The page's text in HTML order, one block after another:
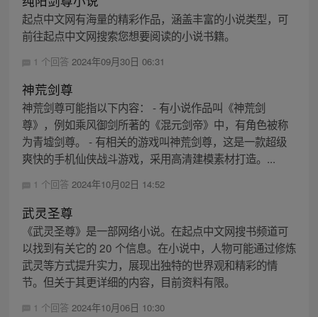
起点中文网有海量的精彩作品，涵盖丰富的小说类型，可
前往起点中文网搜索您想要阅读的小说书籍。
1 个回答 2024年09月30日 06:31
神荒剑尊
神荒剑尊可能指以下内容： - 有小说作品叫《神荒剑
尊》，例如乘风御剑所著的《混元剑帝》中，有角色被称
为青墟剑尊。 - 有相关的游戏叫神荒剑尊，这是一款超级
爽快的手机仙侠战斗游戏，采用高清建模素材打造。...
1 个回答 2024年10月02日 14:52
武灵圣尊
《武灵圣尊》是一部网络小说。在起点中文网搜书频道可
以找到有关它的 20 个信息。在小说中，人物可能通过修炼
武灵等方式提升实力，展现出独特的世界观和精彩的情
节。但关于其更详细的内容，目前资料有限。
1 个回答 2024年10月06日 10:30